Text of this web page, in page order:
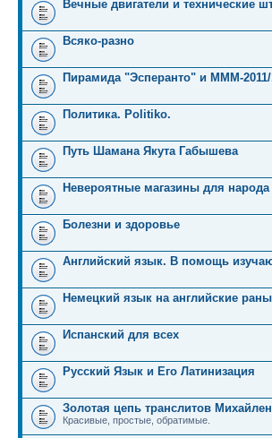
Вечные двигатели и технические
Всяко-разно
Пирамида "Эсперанто" и MMM-
Политика. Politiko.
Путь Шамана Якута Габышева
Невероятные магазины для народа
Болезни и здоровье
Английский язык. В помощь
Немецкий язык на английские
Испанский для всех
Русский Язык и Его Латинизация
Золотая цепь транслитов
Красивые, простые, обратимые.